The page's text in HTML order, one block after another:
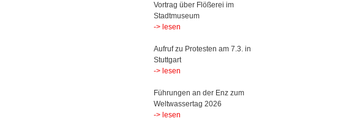
Vortrag über Flößerei im
Stadtmuseum
-> lesen
Aufruf zu Protesten am 7.3. in
Stuttgart
-> lesen
Führungen an der Enz zum
Weltwassertag 2026
-> lesen